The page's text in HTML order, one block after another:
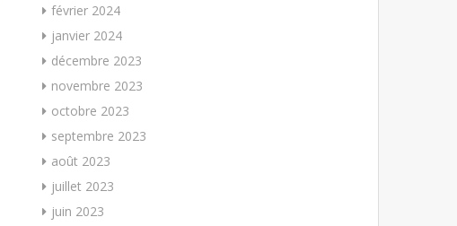
février 2024
janvier 2024
décembre 2023
novembre 2023
octobre 2023
septembre 2023
août 2023
juillet 2023
juin 2023